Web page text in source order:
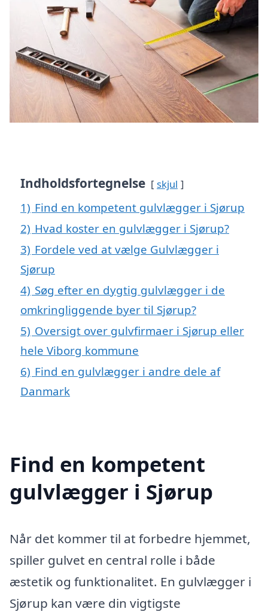
Indholdsfortegnelse skjul
1) Find en kompetent gulvlægger i Sjørup
2) Hvad koster en gulvlægger i Sjørup?
3) Fordele ved at vælge Gulvlægger i
Sjørup
4) Søg efter en dygtig gulvlægger i de
omkringliggende byer til Sjørup?
5) Oversigt over gulvfirmaer i Sjørup eller
hele Viborg kommune
6) Find en gulvlægger i andre dele af
Danmark
Find en kompetent
gulvlægger i Sjørup
Når det kommer til at forbedre hjemmet,
spiller gulvet en central rolle i både
æstetik og funktionalitet. En gulvlægger i
Sjørup kan være din vigtigste